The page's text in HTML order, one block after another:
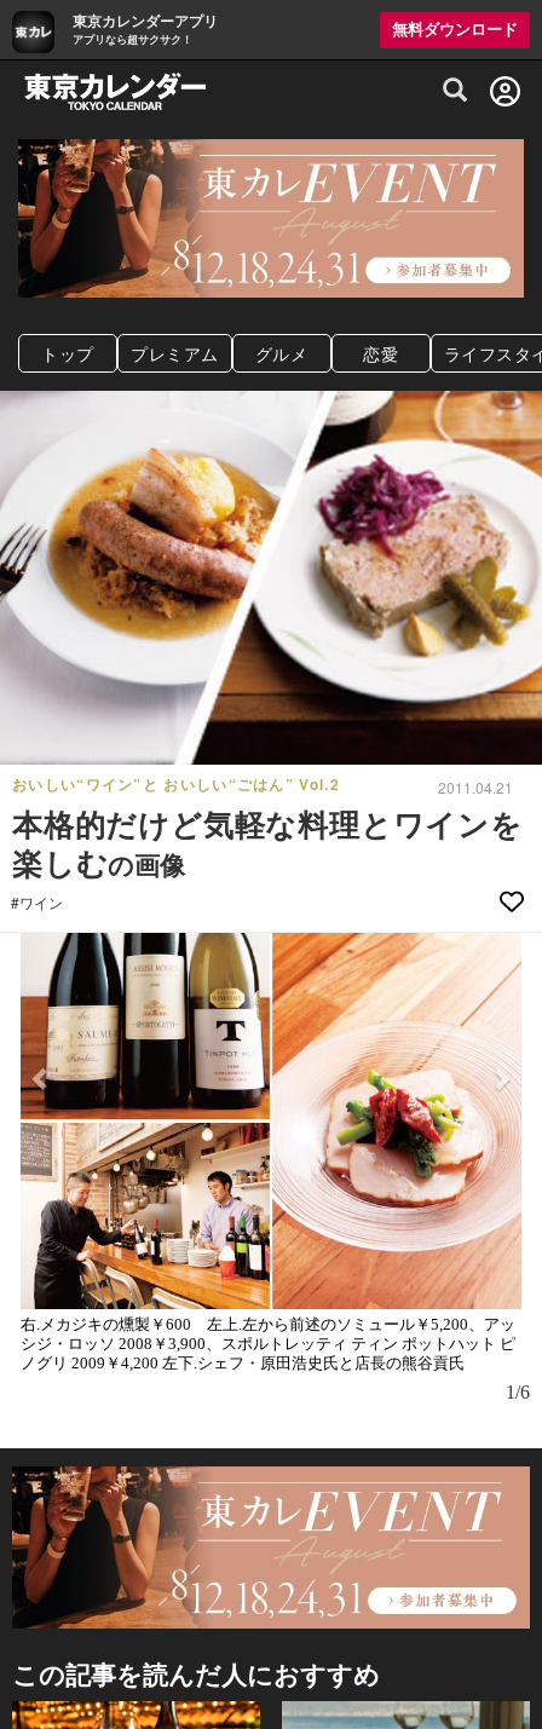
東京カレンダーアプリ
アプリなら超サクサク！
無料ダウンロード
グルメ情報・プレミアムレストラン予約
トップ プレミアム グルメ 恋愛 ライフスタ
おいしい“ワイン”と おいしい“ごはん” Vol.2 2011.04.21
本格的だけど気軽な料理とワインを
楽しむの画像
#ワイン
右.メカジキの燻製￥600 左上.左から前述のソミュール￥5,200、アッ
シジ・ロッソ 2008￥3,900、スポルトレッティ ティン ポットハット ピ
ノグリ 2009￥4,200 左下.シェフ・原田浩史氏と店長の熊谷貢氏
1/6
この記事を読んだ人におすすめ